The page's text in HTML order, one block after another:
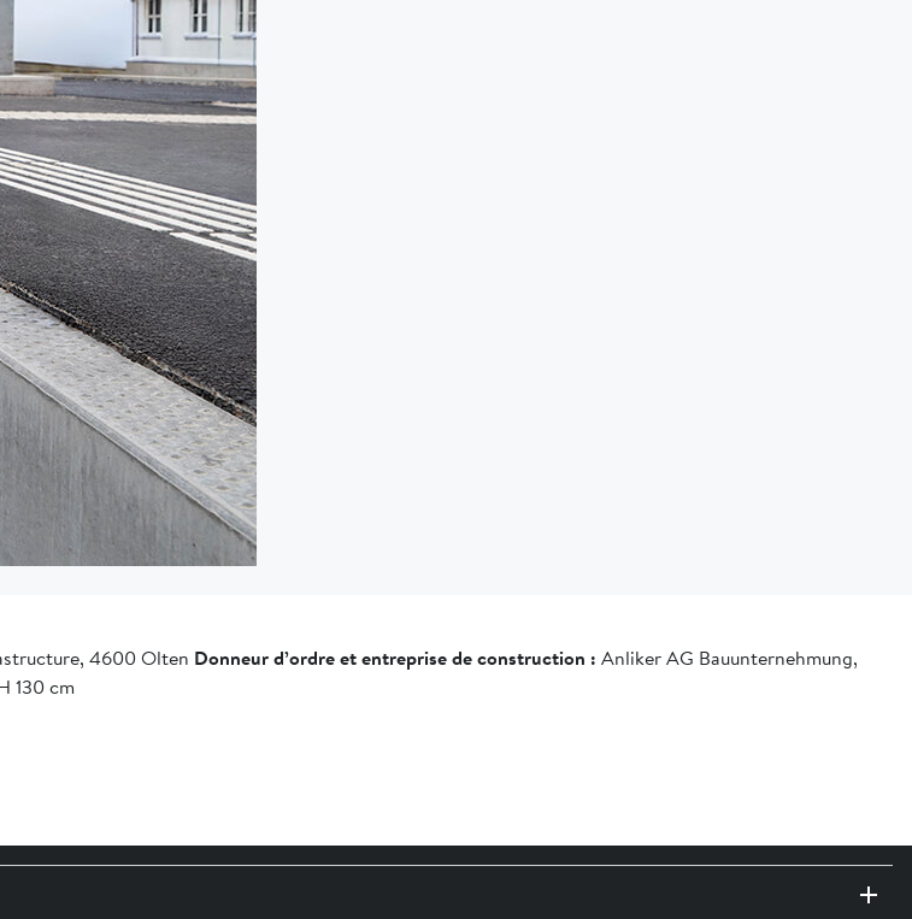
4600 Olten Donneur d’ordre et entreprise de construction : Anliker AG Bauunternehmung,
130 cm